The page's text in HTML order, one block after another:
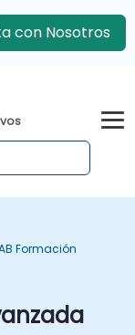
con Nosotros
Formación